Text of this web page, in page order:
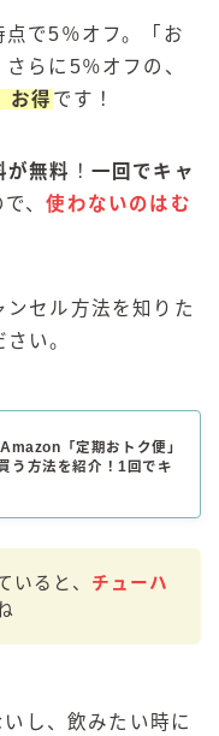
点で5％オフ。「お
らに5％オフの、
お得 です！
が無料 ！ 一回でキャ
で、使わないのはむ
セル方法を知りた
い。
「定期おトク便」
う方法を紹介！1回でキ
いると、 チューハ
し、飲みたい時に
ングはこちら